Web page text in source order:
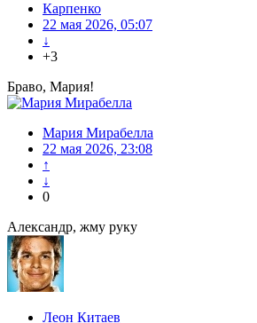
Карпенко
22 мая 2026, 05:07
↓
+3
Браво, Мария!
Мария Мирабелла
22 мая 2026, 23:08
↑
↓
0
Александр, жму руку
Леон Китаев